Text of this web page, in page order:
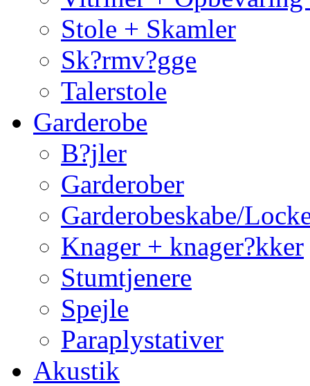
Stole + Skamler
Sk?rmv?gge
Talerstole
Garderobe
B?jler
Garderober
Garderobeskabe/
Knager + knager?kker
Stumtjenere
Spejle
Paraplystativer
Akustik